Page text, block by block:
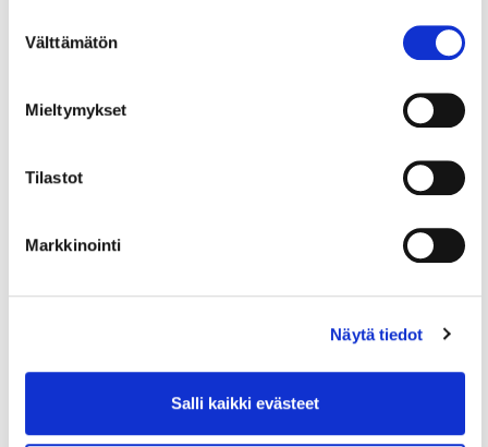
valinta
Välttämätön
Mieltymykset
Tilastot
Markkinointi
Näytä tiedot
Salli kaikki evästeet
Vieraskielinen työvoima
Lue Helsingin seudun kauppakamarin